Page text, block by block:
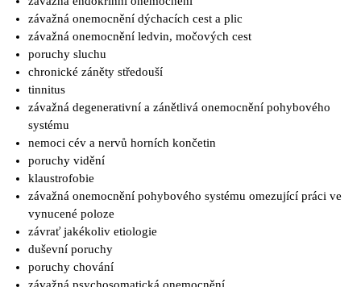
závažná onemocnění dýchacích cest a plic
závažná onemocnění ledvin, močových cest
poruchy sluchu
chronické záněty středouší
tinnitus
závažná degenerativní a zánětlivá onemocnění pohybového
systému
nemoci cév a nervů horních končetin
poruchy vidění
klaustrofobie
závažná onemocnění pohybového systému omezující práci ve
vynucené poloze
závrať jakékoliv etiologie
duševní poruchy
poruchy chování